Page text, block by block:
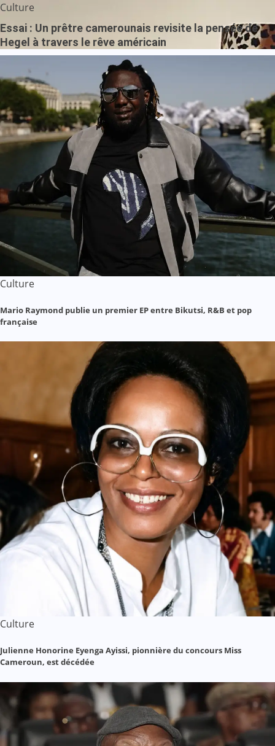
Culture
Essai : Un prêtre camerounais revisite la pensée de
Hegel à travers le rêve américain
Culture
Mario Raymond publie un premier EP entre Bikutsi, R&B et pop
française
Culture
Julienne Honorine Eyenga Ayissi, pionnière du concours Miss
Cameroun, est décédée